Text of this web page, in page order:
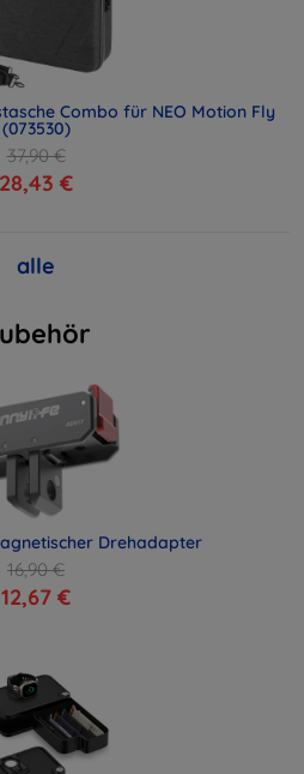
Combo für NEO Motion Fly
(073530)
37,90 €
28,43 €
alle
Drehadapter
16,90 €
12,67 €